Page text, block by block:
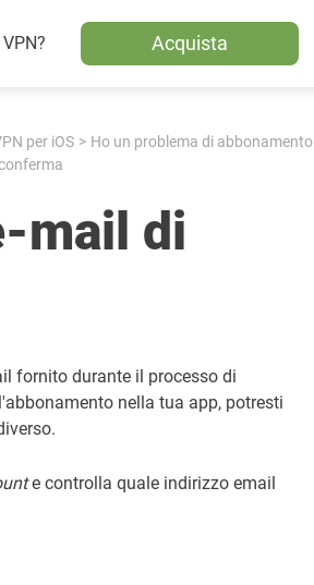
VPN? Acquista
per iOS Ho un problema di abbonamento
mail di
fornito durante il processo di
nella tua app, potresti
e controlla quale indirizzo email